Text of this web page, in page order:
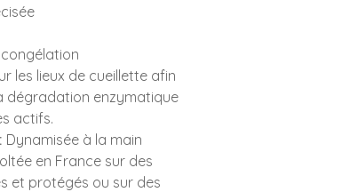
les lieux de cueillette afin
dégradation enzymatique
actifs.
Dynamisée à la main
en France sur des
et protégés ou sur des